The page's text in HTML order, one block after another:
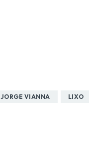
JORGE VIANNA LIXO